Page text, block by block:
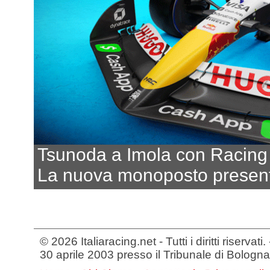
Tsunoda a Imola con
La nuova monoposto
© 2026 Italiaracing.net - Tutti i diritti
30 aprile 2003 presso il Tribunale di Bologna